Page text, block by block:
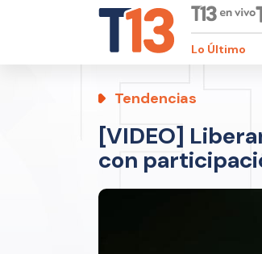
Lo Último
Tendencias
[VIDEO]
con